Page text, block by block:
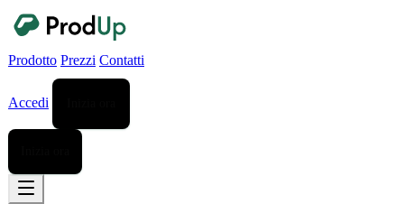
Prodotto Prezzi Contatti
Accedi